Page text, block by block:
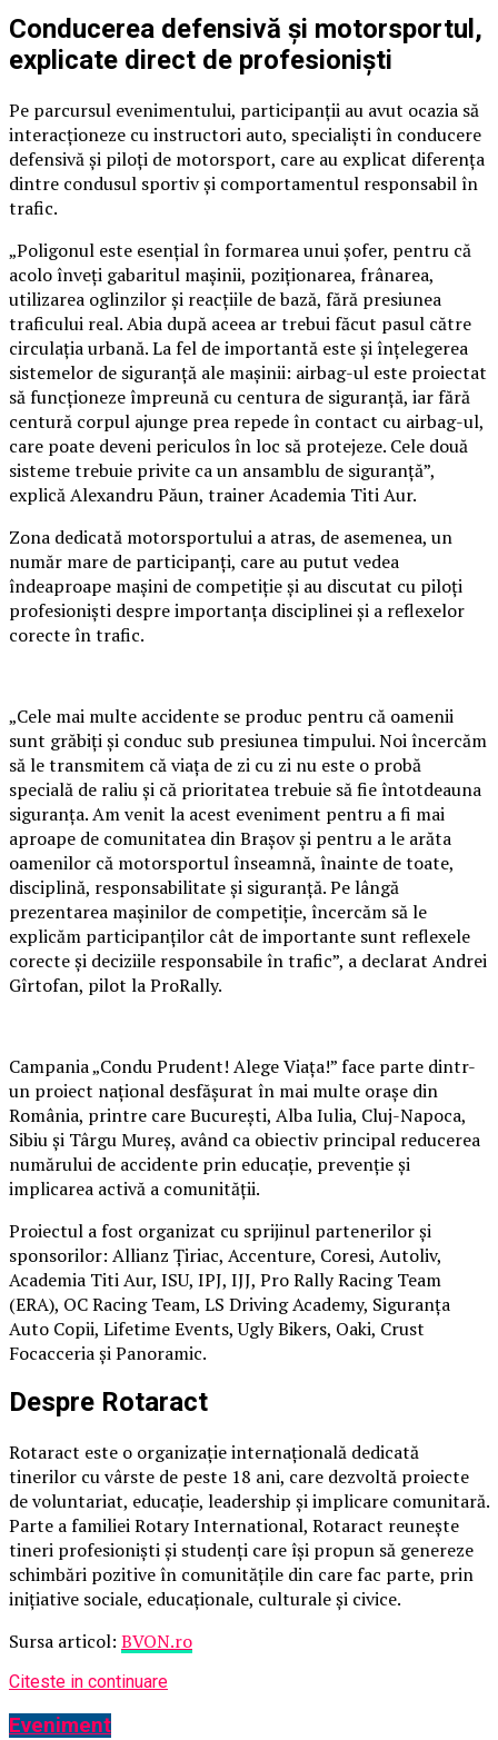
Conducerea defensivă și motorsportul,
explicate direct de profesioniști
Pe parcursul evenimentului, participanții au avut ocazia să
interacționeze cu instructori auto, specialiști în conducere
defensivă și piloți de motorsport, care au explicat diferența
dintre condusul sportiv și comportamentul responsabil în
trafic.
„Poligonul este esențial în formarea unui șofer, pentru că
acolo înveți gabaritul mașinii, poziționarea, frânarea,
utilizarea oglinzilor și reacțiile de bază, fără presiunea
traficului real. Abia după aceea ar trebui făcut pasul către
circulația urbană. La fel de importantă este și înțelegerea
sistemelor de siguranță ale mașinii: airbag-ul este proiectat
să funcționeze împreună cu centura de siguranță, iar fără
centură corpul ajunge prea repede în contact cu airbag-ul,
care poate deveni periculos în loc să protejeze. Cele două
sisteme trebuie privite ca un ansamblu de siguranță”,
explică Alexandru Păun, trainer Academia Titi Aur.
Zona dedicată motorsportului a atras, de asemenea, un
număr mare de participanți, care au putut vedea
îndeaproape mașini de competiție și au discutat cu piloți
profesioniști despre importanța disciplinei și a reflexelor
corecte în trafic.
„Cele mai multe accidente se produc pentru că oamenii
sunt grăbiți și conduc sub presiunea timpului. Noi încercăm
să le transmitem că viața de zi cu zi nu este o probă
specială de raliu și că prioritatea trebuie să fie întotdeauna
siguranța. Am venit la acest eveniment pentru a fi mai
aproape de comunitatea din Brașov și pentru a le arăta
oamenilor că motorsportul înseamnă, înainte de toate,
disciplină, responsabilitate și siguranță. Pe lângă
prezentarea mașinilor de competiție, încercăm să le
explicăm participanților cât de importante sunt reflexele
corecte și deciziile responsabile în trafic”, a declarat Andrei
Gîrtofan, pilot la ProRally.
Campania „Condu Prudent! Alege Viața!” face parte dintr-
un proiect național desfășurat în mai multe orașe din
România, printre care București, Alba Iulia, Cluj-Napoca,
Sibiu și Târgu Mureș, având ca obiectiv principal reducerea
numărului de accidente prin educație, prevenție și
implicarea activă a comunității.
Proiectul a fost organizat cu sprijinul partenerilor și
sponsorilor: Allianz Țiriac, Accenture, Coresi, Autoliv,
Academia Titi Aur, ISU, IPJ, IJJ, Pro Rally Racing Team
(ERA), OC Racing Team, LS Driving Academy, Siguranța
Auto Copii, Lifetime Events, Ugly Bikers, Oaki, Crust
Focacceria și Panoramic.
Despre Rotaract
Rotaract este o organizație internațională dedicată
tinerilor cu vârste de peste 18 ani, care dezvoltă proiecte
de voluntariat, educație, leadership și implicare comunitară.
Parte a familiei Rotary International, Rotaract reunește
tineri profesioniști și studenți care își propun să genereze
schimbări pozitive în comunitățile din care fac parte, prin
inițiative sociale, educaționale, culturale și civice.
Sursa articol: BVON.ro
Citeste in continuare
Eveniment